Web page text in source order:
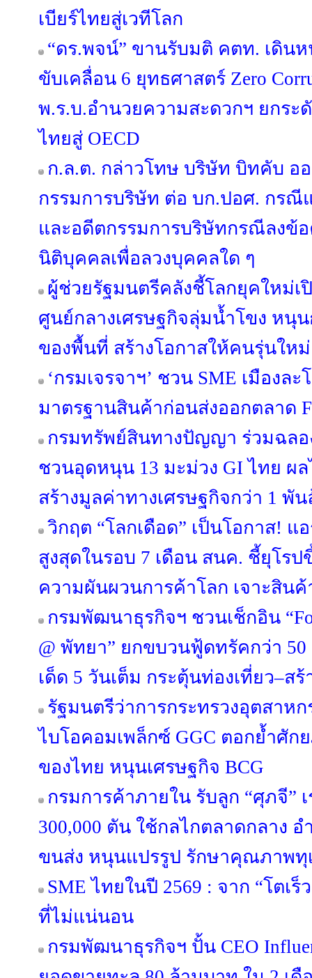
เบียร์ไทยสู่เวทีโลก
“ดร.พจน์” ขานรับมติ คตท. เดิน
ขับเคลื่อน 6 ยุทธศาสตร์ Zero
พ.ร.บ.อำนวยความสะดวกฯ ยกระ
ไทยสู่ OECD
ก.ล.ต. กล่าวโทษ บริษัท บิทคับ อ
กรรมการบริษัท ต่อ บก.ปอศ. กรณี
และอดีตกรรมการบริษัทกรณีลงข้อ
นิติบุคคลเพื่อลวงบุคคลใด ๆ
ผู้ช่วยรัฐมนตรีคลังชี้โลกยุคใหม่เ
ศูนย์กลางเศรษฐกิจลุ่มน้ำโขง หนุ
ของพื้นที่ สร้างโอกาสให้คนรุ่นใหม่
‘กรมเจรจาฯ’ ชวน SME เมืองล
มาตรฐานสินค้าก่อนส่งออกตลาด
กรมทรัพย์สินทางปัญญา ร่วมฉล
ชวนอุดหนุน 13 มะม่วง GI ไทย
สร้างมูลค่าทางเศรษฐกิจกว่า 1 พั
วิกฤต “โลกเดือด” เป็นโอกาส! แ
สูงสุดในรอบ 7 เดือน สนค. ชี้ยุโร
ความผันผวนการค้าโลก เจาะสิน
กรมพัฒนาธุรกิจฯ ชวนเช็กอิน
@ พัทยา” ยกขบวนฟู้ดทรัคกว่า 50
เด็ด 5 วันเต็ม กระตุ้นท่องเที่ยว–ส
รัฐมนตรีว่าการกระทรวงอุตสาห
ไบโอคอมเพล็กซ์ GGC ตอกย้ำศัก
ของไทย หนุนเศรษฐกิจ BCG
กรมการค้าภายใน รับลูก “ศุภจี” เ
300,000 ตัน ใช้กลไกตลาดกลาง
ขนส่ง หนุนแปรรูป รักษาคุณภาพทุ
SME ไทยในปี 2569 : จาก “โตเร็
ที่ไม่แน่นอน
กรมพัฒนาธุรกิจฯ ปั้น CEO